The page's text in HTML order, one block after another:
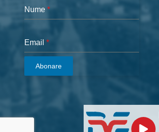
Nume *
Email *
Abonare